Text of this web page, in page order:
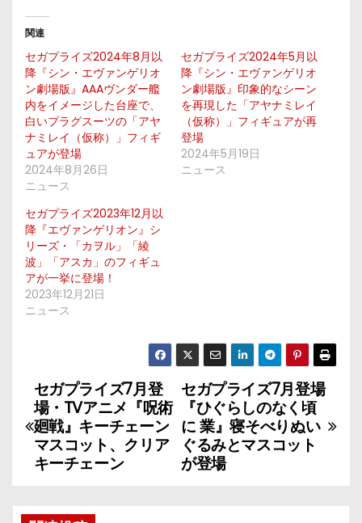
関連
セガプライズ2024年8月以
降『シン・エヴァンゲリオ
ン劇場版』AAAヴンダー艦
内をイメージした台座で、
白いプラグスーツの「アヤ
ナミレイ（仮称）」フィギ
ュアが登場
2024年8月26日
ニュース
セガプライズ2024年5月以
降『シン・エヴァンゲリオ
ン劇場版』印象的なシーン
を再現した「アヤナミレイ
（仮称）」フィギュアが再
登場
2024年5月19日
ニュース
セガプライズ2023年12月以
降『エヴァンゲリオン』シ
リーズ・「カヲル」「綾
波」「アスカ」のフィギュ
アが一挙に登場！
2023年12月21日
ニュース
投
稿
ナ
セガプライズ7月登場
『ひぐらしのなく頃
に 業』寝そべりぬい
ぐるみとマスコット
が登場
セガプライズ7月登
場・TVアニメ『呪術
廻戦』キーチェーン
マスコット、クリア
キーチェーン